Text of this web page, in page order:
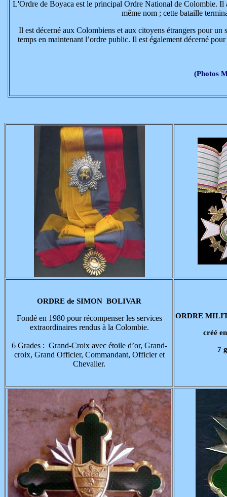
L'Ordre de Boyaca est le principal Ordre National de Colombie.
même nom ; cette bataille
Il est décerné aux Colombiens et aux citoyens étrangers pour
temps en maintenant l’ordre public. Il est également décerné
(Photos
ORDRE de SIMON BOLIVAR
Fondé en 1980 pour récompenser les services
extraordinaires rendus à la Colombie.
6 Grades : Grand-Croix avec étoile d’or, Grand-
croix, Grand Officier, Commandant, Officier et
Chevalier.
ORDRE
créé
7